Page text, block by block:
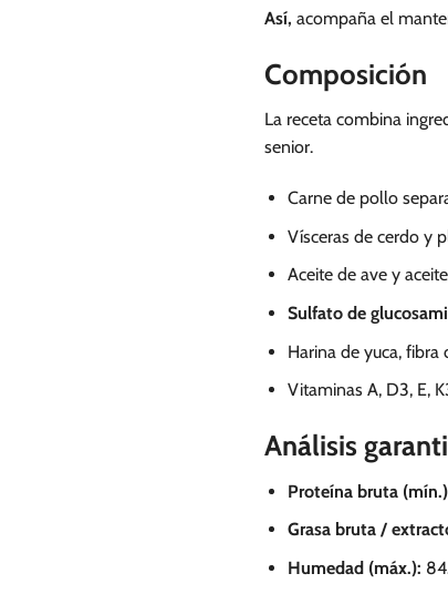
Así, acompaña el
Composición
La receta combina
senior.
Carne de pollo
Vísceras de cerdo y
Aceite de ave y
Sulfato de
Harina de yuca, fibra
Vitaminas A, D3, E,
Análisis
Proteína bruta
Grasa bruta /
Humedad (máx.):